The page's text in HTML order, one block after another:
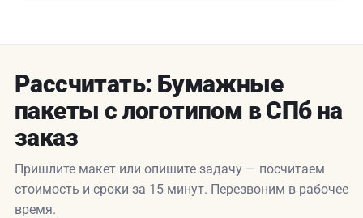
Рассчитать: Бумажные
пакеты с логотипом в СПб на
заказ
Пришлите макет или опишите задачу — посчитаем
стоимость и сроки за 15 минут. Перезвоним в рабочее
время.